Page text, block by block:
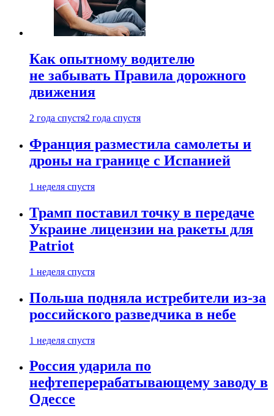
Как опытному водителю
не забывать Правила дорожного
движения
2 года спустя2 года спустя
Франция разместила самолеты и
дроны на границе с Испанией
1 неделя спустя
Трамп поставил точку в передаче
Украине лицензии на ракеты для
Patriot
1 неделя спустя
Польша подняла истребители из-за
российского разведчика в небе
1 неделя спустя
Россия ударила по
нефтеперерабатывающему заводу в
Одессе